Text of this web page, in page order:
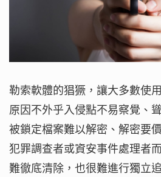
勒索軟體的猖獗，讓大多數使
原因不外乎入侵點不易察覺、
被鎖定檔案難以解密、解密要
犯罪調查者或資安事件處理者
難徹底清除，也很難進行獨立